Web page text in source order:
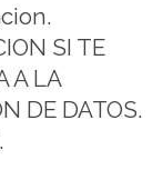
SI TE
A LA
DE DATOS.